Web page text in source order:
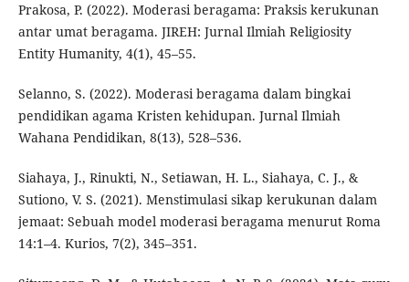
Prakosa, P. (2022). Moderasi beragama: Praksis kerukunan
antar umat beragama. JIREH: Jurnal Ilmiah Religiosity
Entity Humanity, 4(1), 45–55.
Selanno, S. (2022). Moderasi beragama dalam bingkai
pendidikan agama Kristen kehidupan. Jurnal Ilmiah
Wahana Pendidikan, 8(13), 528–536.
Siahaya, J., Rinukti, N., Setiawan, H. L., Siahaya, C. J., &
Sutiono, V. S. (2021). Menstimulasi sikap kerukunan dalam
jemaat: Sebuah model moderasi beragama menurut Roma
14:1–4. Kurios, 7(2), 345–351.